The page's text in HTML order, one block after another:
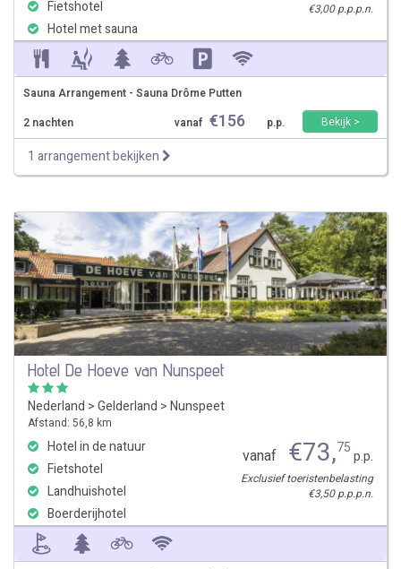
Fietshotel
Hotel met sauna
€3,00 p.p.p.n.
Sauna Arrangement - Sauna Drôme Putten
2 nachten
vanaf €156 p.p. Bekijk >
1 arrangement bekijken
Hotel De Hoeve van Nunspeet
Nederland >Gelderland >Nunspeet
Afstand: 56,8 km
Hotel in de natuur
Fietshotel
Landhuishotel
Boerderijhotel
vanaf €73,75p.p.
Exclusief toeristenbelasting
€3,50 p.p.p.n.